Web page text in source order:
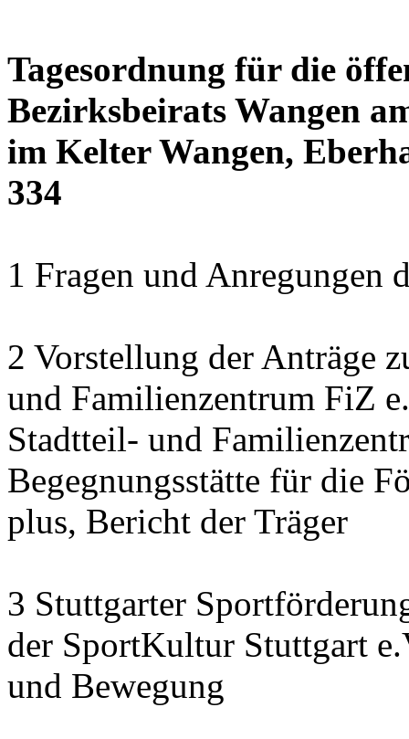
Tagesordnung für die
Bezirksbeirats Wangen
im Kelter Wangen,
334
1 Fragen und Anregungen
2 Vorstellung der Anträge
und Familienzentrum FiZ
Stadtteil- und
Begegnungsstätte für die
plus, Bericht der Träger
3 Stuttgarter
der SportKultur Stuttgart
und Bewegung